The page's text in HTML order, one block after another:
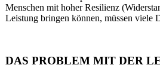
Menschen mit hoher Resilienz
Leistung bringen können, müssen viele
DAS PROBLEM MIT DER